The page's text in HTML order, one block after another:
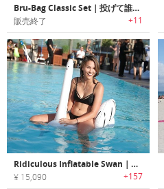
Bru-Bag Classic Set｜投げて誰でも簡単に楽しめるヤードゲームボード「ブルーバッグ」
販売終了 +11
Ridiculous Inflatable Swan｜Shrigleyファンに最適なスワンモチーフビーチトイ
¥ 15,090 +157